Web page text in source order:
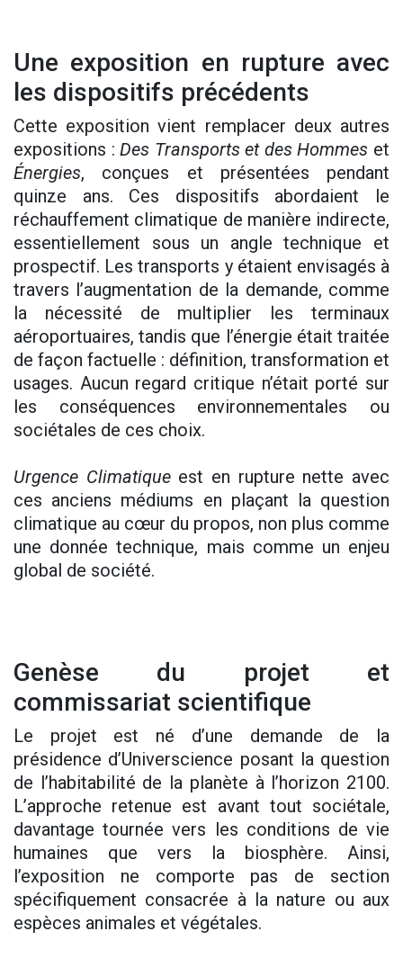
Une exposition en rupture avec
les dispositifs précédents
Cette exposition vient remplacer deux autres
expositions :Des Transports et des Hommes et
Énergies, conçues et présentées pendant
quinze ans. Ces dispositifs abordaient le
réchauffement climatique de manière indirecte,
essentiellement sous un angle technique et
prospectif. Les transports y étaient envisagés à
travers l’augmentation de la demande, comme
la nécessité de multiplier les terminaux
aéroportuaires, tandis que l’énergie était traitée
de façon factuelle : définition, transformation et
usages. Aucun regard critique n’était porté sur
les conséquences environnementales ou
sociétales de ces choix.
Urgence Climatiqueest en rupture nette avec
ces anciens médiums en plaçant la question
climatique au cœur du propos, non plus comme
une donnée technique, mais comme un enjeu
global de société.
Genèse du projet et
commissariat scientifique
Le projet est né d’une demande de la
présidence d’Universcience posant la question
de l’habitabilité de la planète à l’horizon 2100.
L’approche retenue est avant tout sociétale,
davantage tournée vers les conditions de vie
humaines que vers la biosphère. Ainsi,
l’exposition ne comporte pas de section
spécifiquement consacrée à la nature ou aux
espèces animales et végétales.